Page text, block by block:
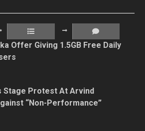
Offer Giving 1.5GB Free Daily
Stage Protest At Arvind
“Non-Performance”